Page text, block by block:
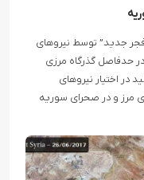
جدید” توسط نیروهای
حدفاصل گذرگاه مرزی
در اختیار نیروهای
مرز و در صحرای سوریه